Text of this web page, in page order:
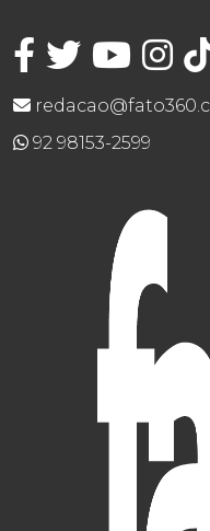
92 98153-2599